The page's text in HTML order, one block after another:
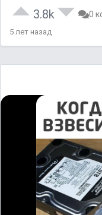
3.8k 0
5 лет назад